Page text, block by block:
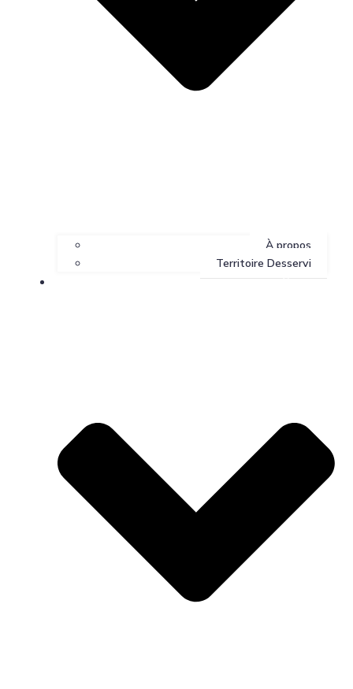
À propos
Territoire Desservi
Services